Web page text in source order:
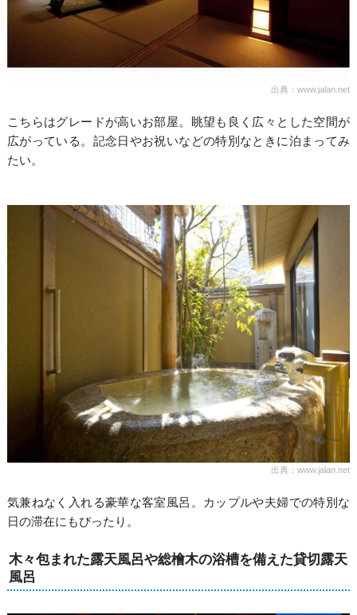
出典：www.jalan.net
こちらはグレードが高いお部屋。眺望も良く広々とした空間が
広がっている。記念日やお祝いなどの特別なときに泊まってみ
たい。
出典：www.jalan.net
気兼ねなく入れる豪華な客室風呂。カップルや夫婦での特別な
日の滞在にもぴったり。
木々包まれた露天風呂や総檜木の浴槽を備えた貸切露天
風呂